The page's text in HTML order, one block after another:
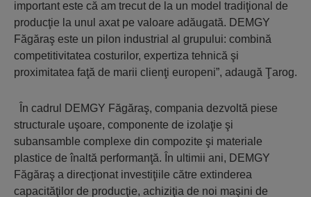
important este că am trecut de la un model tradiţional de
producţie la unul axat pe valoare adăugată. DEMGY
Făgăraş este un pilon industrial al grupului: combină
competitivitatea costurilor, expertiza tehnică şi
proximitatea faţă de marii clienţi europeni”, adaugă Ţarog.
În cadrul DEMGY Făgăraş, compania dezvoltă piese
structurale uşoare, componente de izolaţie şi
subansamble complexe din compozite şi materiale
plastice de înaltă performanţă. În ultimii ani, DEMGY
Făgăraş a direcţionat investiţiile către extinderea
capacităţilor de producţie, achiziţia de noi maşini de